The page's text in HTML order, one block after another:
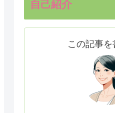
自己紹介
この記事を